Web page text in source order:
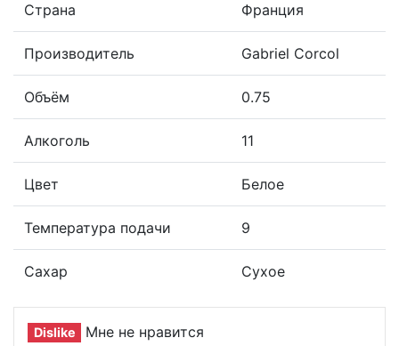
Страна Франция
Производитель Gabriel Corcol
Объём 0.75
Алкоголь 11
Цвет Белое
Температура подачи 9
Сахар Сухое
Dislike
Мне не нравится